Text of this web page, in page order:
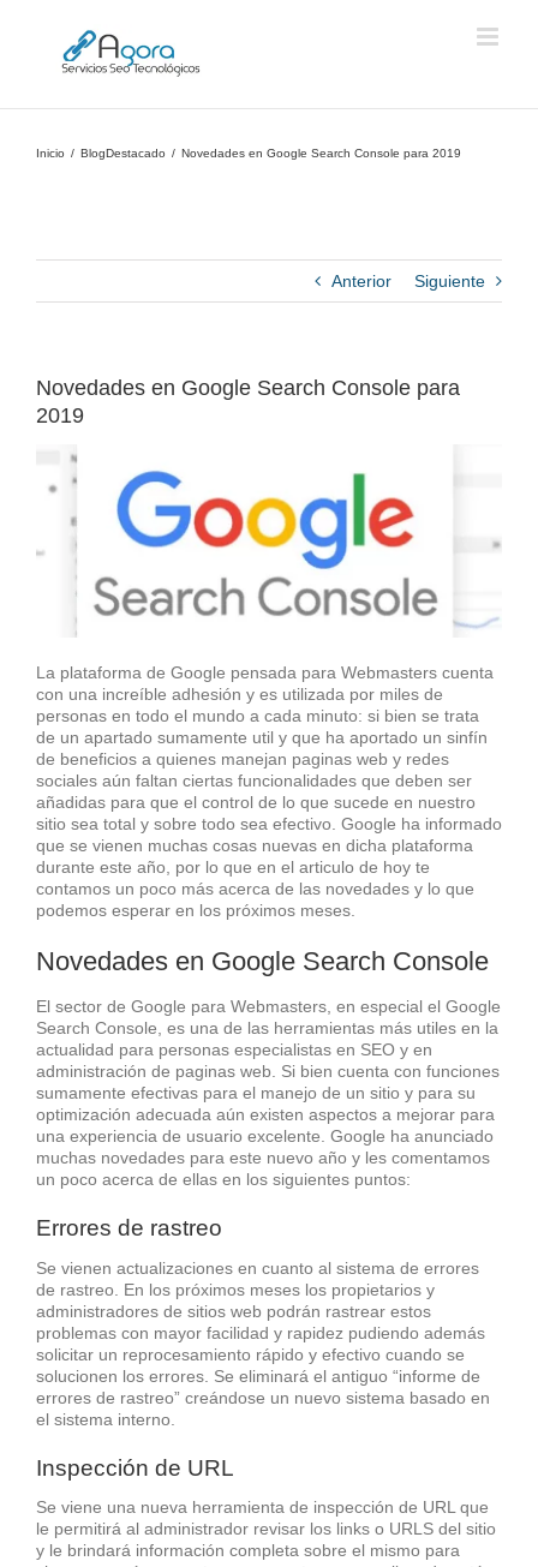
contenido
Inicio BlogDestacado Novedades en Google Search Console para 2019
Anterior Siguiente
Novedades en Google Search Console para
2019
La plataforma de Google pensada para Webmasters cuenta
con una increíble adhesión y es utilizada por miles de
personas en todo el mundo a cada minuto: si bien se trata
de un apartado sumamente util y que ha aportado un sinfín
de beneficios a quienes manejan paginas web y redes
sociales aún faltan ciertas funcionalidades que deben ser
añadidas para que el control de lo que sucede en nuestro
sitio sea total y sobre todo sea efectivo. Google ha informado
que se vienen muchas cosas nuevas en dicha plataforma
durante este año, por lo que en el articulo de hoy te
contamos un poco más acerca de las novedades y lo que
podemos esperar en los próximos meses.
Novedades en Google Search Console
El sector de Google para Webmasters, en especial el Google
Search Console, es una de las herramientas más utiles en la
actualidad para personas especialistas en SEO y en
administración de paginas web. Si bien cuenta con funciones
sumamente efectivas para el manejo de un sitio y para su
optimización adecuada aún existen aspectos a mejorar para
una experiencia de usuario excelente. Google ha anunciado
muchas novedades para este nuevo año y les comentamos
un poco acerca de ellas en los siguientes puntos:
Errores de rastreo
Se vienen actualizaciones en cuanto al sistema de errores
de rastreo. En los próximos meses los propietarios y
administradores de sitios web podrán rastrear estos
problemas con mayor facilidad y rapidez pudiendo además
solicitar un reprocesamiento rápido y efectivo cuando se
solucionen los errores. Se eliminará el antiguo “informe de
errores de rastreo” creándose un nuevo sistema basado en
el sistema interno.
Inspección de URL
Se viene una nueva herramienta de inspección de URL que
le permitirá al administrador revisar los links o URLS del sitio
y le brindará información completa sobre el mismo para